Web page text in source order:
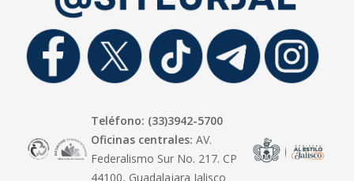
Teléfono: (33)3942-5700
Oficinas centrales: AV.
Federalismo Sur No. 217. CP
44100, Guadalajara Jalisco